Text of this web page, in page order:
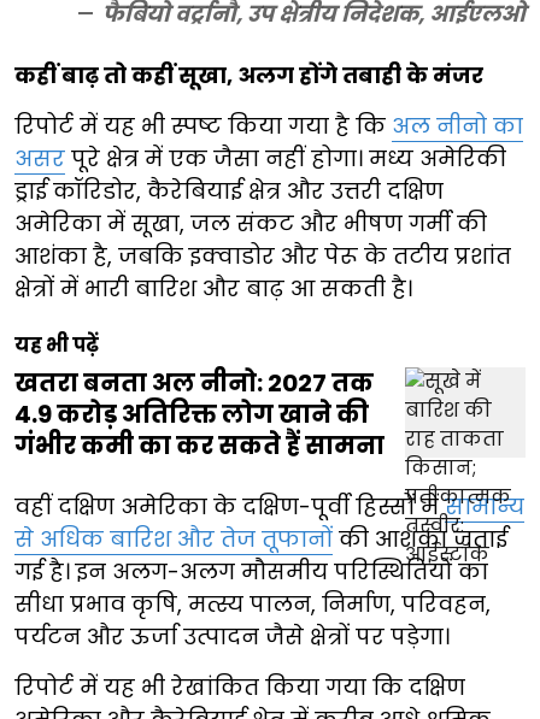
फैबियो वर्ट्रानौ, उप क्षेत्रीय निदेशक, आईएलओ
कहीं बाढ़ तो कहीं सूखा, अलग होंगे तबाही के मंजर
रिपोर्ट में यह भी स्पष्ट किया गया है कि अल नीनो का
असर पूरे क्षेत्र में एक जैसा नहीं होगा। मध्य अमेरिकी
ड्राई कॉरिडोर, कैरेबियाई क्षेत्र और उत्तरी दक्षिण
अमेरिका में सूखा, जल संकट और भीषण गर्मी की
आशंका है, जबकि इक्वाडोर और पेरू के तटीय प्रशांत
क्षेत्रों में भारी बारिश और बाढ़ आ सकती है।
यह भी पढ़ें
खतरा बनता अल नीनो: 2027 तक
4.9 करोड़ अतिरिक्त लोग खाने की
गंभीर कमी का कर सकते हैं सामना
वहीं दक्षिण अमेरिका के दक्षिण-पूर्वी हिस्सों मेंसामान्य
से अधिक बारिश और तेज तूफानों की आशंका जताई
गई है। इन अलग-अलग मौसमीय परिस्थितियों का
सीधा प्रभाव कृषि, मत्स्य पालन, निर्माण, परिवहन,
पर्यटन और ऊर्जा उत्पादन जैसे क्षेत्रों पर पड़ेगा।
रिपोर्ट में यह भी रेखांकित किया गया कि दक्षिण